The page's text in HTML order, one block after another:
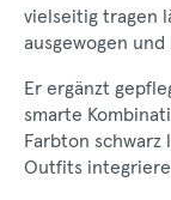
vielseitig tragen
ausgewogen
Er ergänzt
smarte
Farbton
Outfits